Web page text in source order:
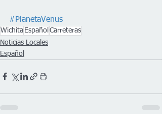
#PlanetaVenus
Wichita Español Carreteras
Noticias Locales
Español